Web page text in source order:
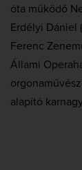
óta működő
Erdélyi Dániel
Ferenc
Állami
alapító